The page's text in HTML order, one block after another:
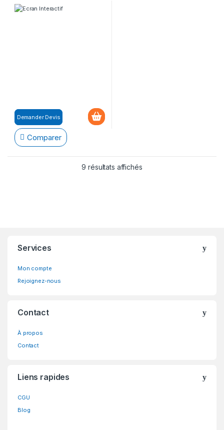
Demander Devis
Comparer
9 résultats affichés
Services
Mon compte
Rejoignez-nous
Contact
À propos
Contact
Liens rapides
CGU
Blog